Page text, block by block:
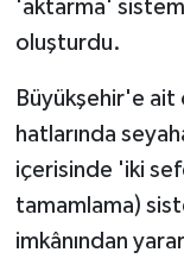
'aktarma'
oluşturdu.
Büyükşehir'e
hatlarında
içerisinde 'iki
tamamlama)
imkânından